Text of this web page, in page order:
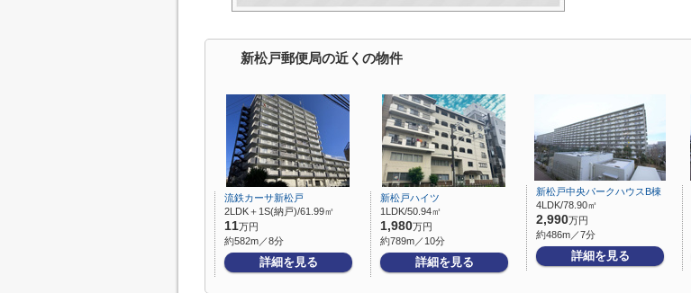
新松戸郵便局の近くの物件
流鉄カーサ新松戸
2LDK＋1S(納戸)/61.99㎡
11万円
約582m／8分
詳細を見る
新松戸ハイツ
1LDK/50.94㎡
1,980万円
約789m／10分
詳細を見る
新松戸中央パークハウスB棟
4LDK/78.90㎡
2,990万円
約486m／7分
詳細を見る